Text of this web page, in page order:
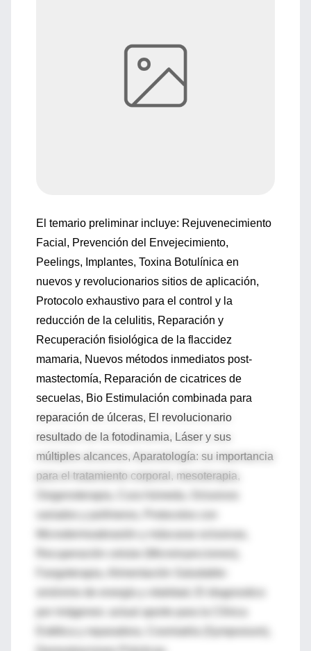
El temario preliminar incluye: Rejuvenecimiento
Facial, Prevención del Envejecimiento,
Peelings, Implantes, Toxina Botulínica en
nuevos y revolucionarios sitios de aplicación,
Protocolo exhaustivo para el control y la
reducción de la celulitis, Reparación y
Recuperación fisiológica de la flaccidez
mamaria, Nuevos métodos inmediatos post-
mastectomía, Reparación de cicatrices de
secuelas, Bio Estimulación combinada para
reparación de úlceras, El revolucionario
resultado de la fotodinamia, Láser y sus
múltiples alcances, Aparatología: su importancia
para el tratamiento corporal, mesoterapia,
Oxigenoterapia, Cura húmeda, Oclusivos
Recuperación celular (Microinyecciones),
Fangoterapia, Alimentación Saludable:
sinónimo de energía y vitalidad, El diagnostico
por imágenes: actual aporte para la Clínica
Estética y reparadora, Cosmiatría (Symposium),